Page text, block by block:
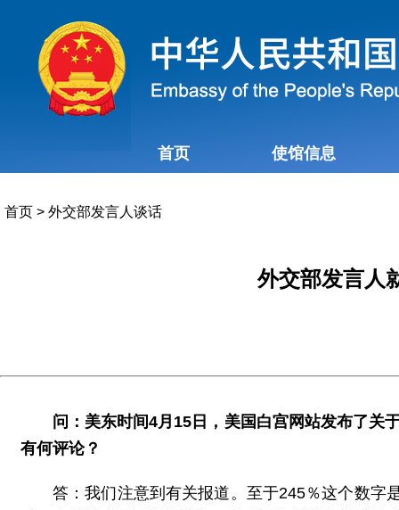
首页 使馆信息
首页 > 外交部发言人谈话
外交部发言人
问：美东时间4月15日，美国白宫网站发布了关
有何评论？
答：我们注意到有关报道。至于245％这个数字